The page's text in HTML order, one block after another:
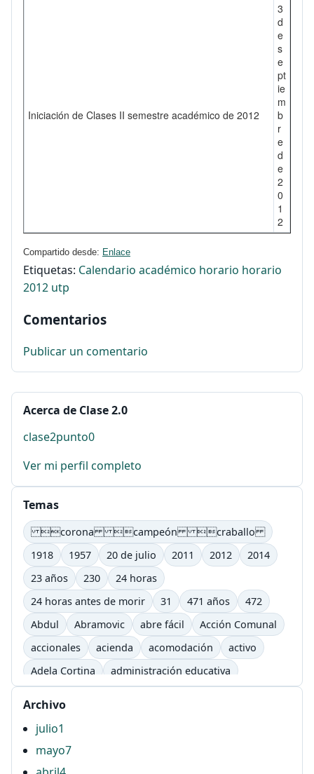
Iniciación de Clases II semestre académico de 2012
3
d
e
s
e
pt
ie
m
b
r
e
d
e
2
0
1
2
Compartido desde: Enlace
Etiquetas: Calendario académico horario horario
2012 utp
Comentarios
Publicar un comentario
Acerca de Clase 2.0
clase2punto0
Ver mi perfil completo
Temas
corona campeón craballo
1918
1957 20 de julio 2011 2012
2014
23 años
230
24 horas
24 horas antes de morir
31 471 años
472
Abdul
Abramovic abre fácil
Acción Comunal
accionales
acienda acomodación
activo
Adela Cortina
administración educativa
UTP
Águila
Archivo
julio1
mayo7